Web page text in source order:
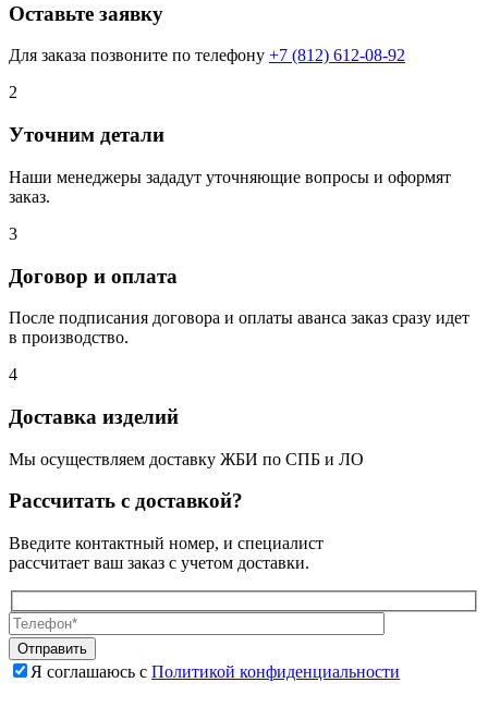
Оставьте заявку
Для заказа позвоните по телефону +7 (812) 612-08-92
2
Уточним детали
Наши менеджеры зададут уточняющие вопросы и оформят
заказ.
3
Договор и оплата
После подписания договора и оплаты аванса заказ сразу идет
в производство.
4
Доставка изделий
Мы осуществляем доставку ЖБИ по СПБ и ЛО
Рассчитать с доставкой?
Введите контактный номер, и специалист
рассчитает ваш заказ с учетом доставки.
Я соглашаюсь с Политикой конфиденциальности